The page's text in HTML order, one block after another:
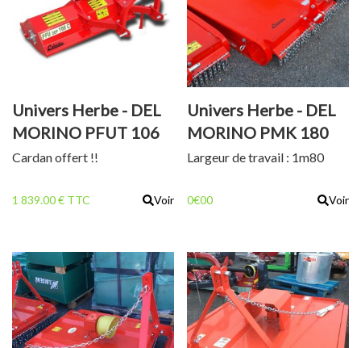
Univers Herbe - DEL
MORINO PFUT 106
C
Cardan offert !!
1 839.00 € TTC Voir
Univers Herbe - DEL
MORINO PMK 180
Largeur de travail : 1m80
0€00 Voir